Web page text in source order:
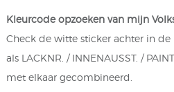
Kleurcode opzoeken van mijn
Check de witte sticker achter in
als LACKNR. / INNENAUSST. /
met elkaar gecombineerd.